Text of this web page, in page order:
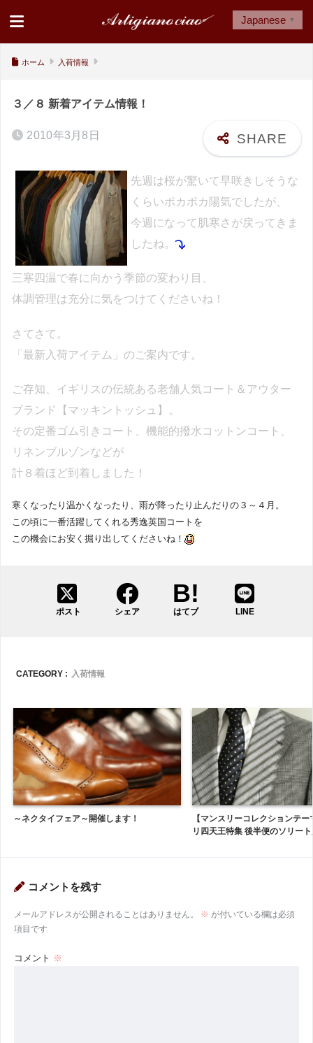
ホーム 入荷情報
３／８ 新着アイテム情報！
2010年3月8日
先週は桜が驚いて早咲きしそうな
くらいポカポカ陽気でしたが、
今週になって肌寒さが戻ってきま
したね。
三寒四温で春に向かう 季節の変わり目、
体調管理は充分に気をつけてくださいね！
さてさて。
「最新入荷アイテム」のご案内です。
ご存知、イギリスの伝統ある老舗人気コート＆アウター
ブランド【マッキントッシュ】。
その定番ゴム引きコート、機能的撥水コットンコート、
リネンブルゾンなどが
計８着ほど到着しました！
寒くなったり温かくなったり、雨が降ったり止んだりの３～４月。
この頃に一番活躍してくれる秀逸英国コートを
この機会にお安く掘り出してくださいね！
ポスト シェア はてブ LINE
CATEGORY : 入荷情報
～ネクタイフェア～開催します！
【マンスリーコレクションテ
リ四天王特集 後半便のソリー
コメントを残す
メールアドレスが公開されることはありません。 ※ が付いている欄は必須
項目です
コメント ※
Japanese ▼